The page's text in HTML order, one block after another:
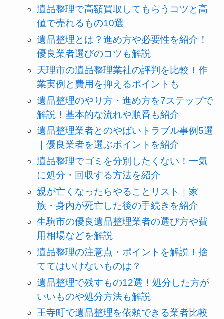
遺品整理で高額買取してもらうコツと高
値で売れるもの10選
遺品整理とは？進め方や必要性を紹介！
優良業者選びのコツも解説
天理市の遺品整理業社の評判を比較！作
業実例と費用を抑えるポイントも
遺品整理のやり方・進め方を7ステップで
解説！基本的な流れや順番も紹介
遺品整理業者とのやばいトラブル事例5選
｜優良業者を選ぶポイントを紹介
遺品整理でゴミを分別したくない！一気
に処分・回収する方法を紹介
親が亡くなったらやることリスト｜家
族・身内が死亡した後の手続きを紹介
生駒市の優良遺品整理業者の選び方や費
用相場などを解説
遺品整理の注意点・ポイントを解説！捨
ててはいけないものは？
遺品整理で残すもの12選！処分した方が
いいものや処分方法も解説
王寺町で遺品整理を依頼できる業者比較